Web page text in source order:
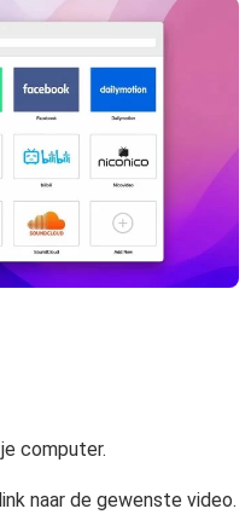
computer.
naar de gewenste video.